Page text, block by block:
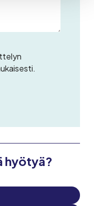
hyötyä?